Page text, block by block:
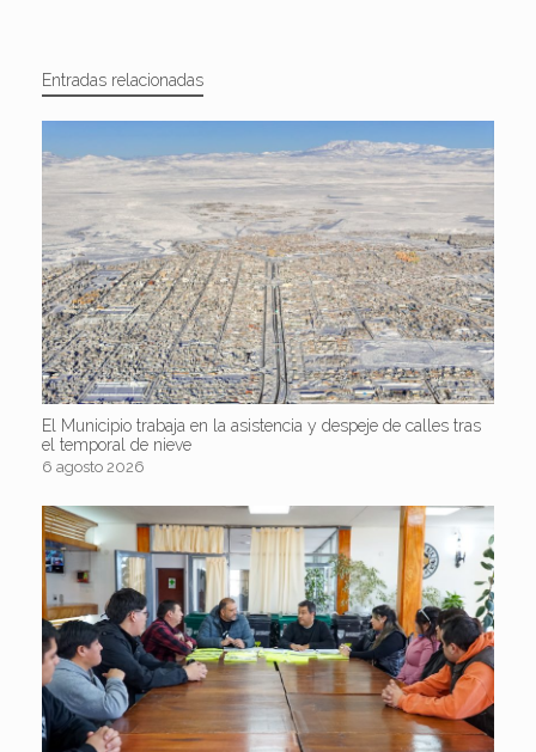
Entradas relacionadas
El Municipio trabaja en la asistencia y despeje de calles tras
el temporal de nieve
6 agosto 2026